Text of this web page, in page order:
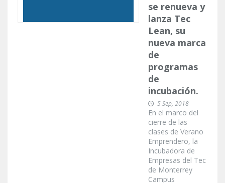
se renueva y
lanza Tec
Lean, su
nueva marca
de
programas
de
incubación.
5 Sep, 2018
En el marco del
cierre de las
clases de Verano
Emprendero, la
Incubadora de
Empresas del Tec
de Monterrey
Campus